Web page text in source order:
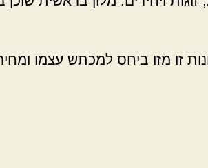
זו מזו ביחס למכתש עצמו